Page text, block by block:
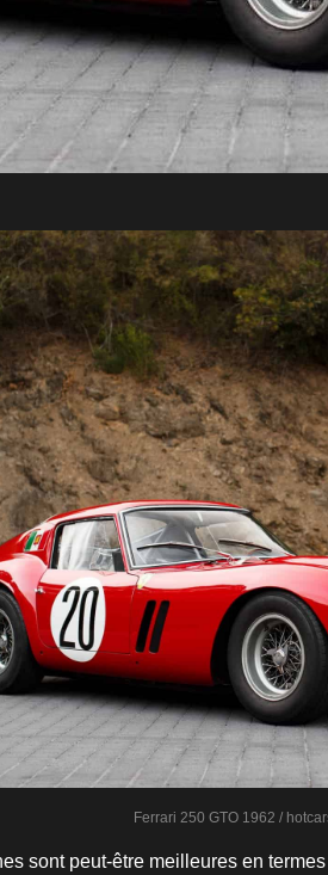
Ferrari 250 GTO 1962 /
sont peut-être meilleures en